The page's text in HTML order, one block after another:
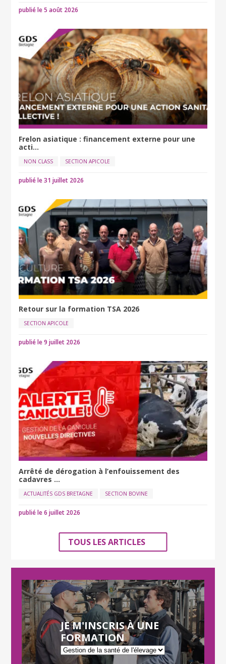
TOUS LES ARTICLES
publié le 5 août 2026
Frelon asiatique : financement externe pour une
acti...
NON CLASS SECTION APICOLE
publié le 31 juillet 2026
Retour sur la formation TSA 2026
SECTION APICOLE
publié le 9 juillet 2026
Arrêté de dérogation à l’enfouissement des
cadavres ...
ACTUALITÉS GDS BRETAGNE SECTION BOVINE
publié le 6 juillet 2026
JE M'INSCRIS À UNE
FORMATION